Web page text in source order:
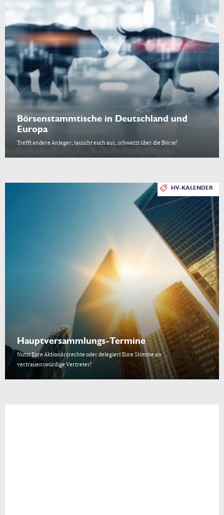
Börsenstammtische in Deutschland und
Europa
Trefft andere Anleger, tauscht euch aus, schwatzt über die Börse!
HV-KALENDER
Hauptversammlungs-Termine
Nutzt Eure Aktionärsrechte oder delegiert Eure Stimme an
vertrauenswürdige Vertreter!